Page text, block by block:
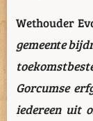
Wethouder
gemeente
Gorcumse
iedereen uit